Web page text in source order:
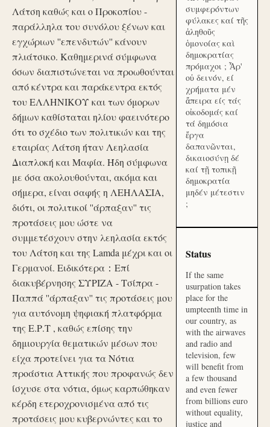
Λάτση καθώς και ο Προκοπίου -
παράλληλα του συνόλου ξένων και
εγχώριων ''επενδυτών'' κάνουν
πλιάτσικο. Καθημερινά σύμφωνα
όσων διαπιστώνεται να προωθούνται
από κέντρα και παράκεντρα εκτός
του ΕΛΛΗΝΙΚΟΥ και των όμορων
δήμων καθίσταται ηλίου φαεινότερο
ότι το σχέδιο των πολιτικών και της
εταιρίας Λάτση ήταν Λεηλασία
Διαπλοκή και Μαφία. Ήδη σύμφωνα
με όσα ακολουθούνται, ακόμα και
σήμερα, είναι σαφής η ΛΕΗΛΑΣΙΑ,
διότι, οι πολιτικοί ''άρπαξαν'' τις
προτάσεις μου ώστε να
συμμετέσχουν στην λεηλασία εκτός
του Λάτση και της Lamda μέχρι και οι
Γερμανοί. Ειδικότερα：Επί
διακυβέρνησης ΣΥΡΙΖΑ - Τσίπρα -
Παππά ''άρπαξαν'' τις προτάσεις μου
για αυτόνομη ψηφιακή πλατφόρμα
της Ε.Ρ.Τ , καθώς επίσης την
δημιουργία θεματικών μέσων που
είχα προτείνει για τα Νότια
προάστια Αττικής που προφανώς δεν
ίσχυσε στα νότια, όμως καρπώθηκαν
κέρδη ετεροχρονισμένα από τις
προτάσεις μου κυβερνώντες και το
συμφερόντων
φύλακες καί τῆς
ἀληθοῦς
ὁμονοίας καὶ
δημοκρατίας
πρόμαχοι ; Ἆρ'
οὐ δεινόν, εί
χρήματα μέν
ἄπειρα είς τάς
οἰκοδομάς καί
τά δημόσια
ἔργα
δαπανῶνται,
δικαιοσύνῃ δέ
καί τῇ τοπικῇ
δημοκρατία
μηδέν μέτεστιν
;
Status
If the same
usurpation takes
place for the
umpteenth time in
our country, as
with the airwaves
and radio and
television, few
will benefit from
a few thousand
and even fewer
from billions euro
without equality,
justice and